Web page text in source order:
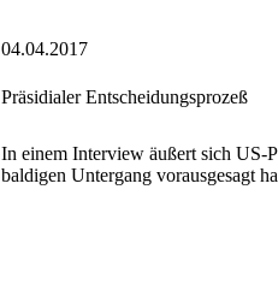
04.04.2017
Präsidialer Entscheidungsprozeß
In einem Interview äußert sich US-
baldigen Untergang vorausgesagt